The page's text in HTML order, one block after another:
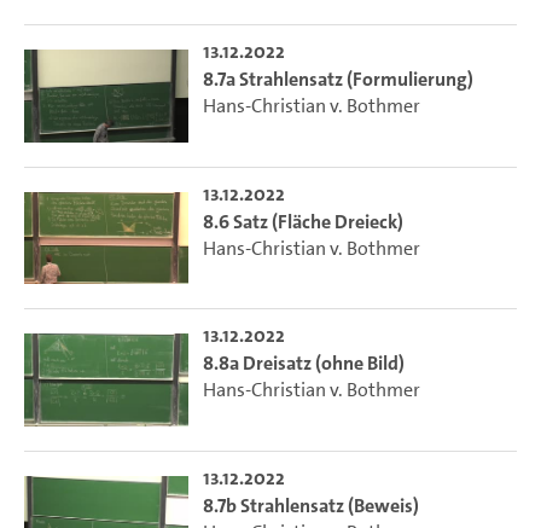
13.12.2022
8.7a Strahlensatz (Formulierung)
Hans-Christian v. Bothmer
13.12.2022
8.6 Satz (Fläche Dreieck)
Hans-Christian v. Bothmer
13.12.2022
8.8a Dreisatz (ohne Bild)
Hans-Christian v. Bothmer
13.12.2022
8.7b Strahlensatz (Beweis)